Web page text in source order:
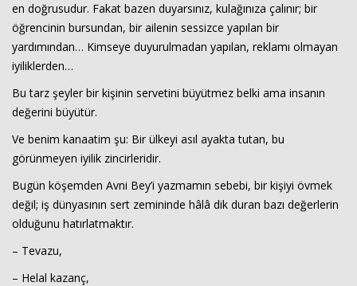
en doğrusudur. Fakat bazen duyarsınız, kulağınıza çalınır; bir
öğrencinin bursundan, bir ailenin sessizce yapılan bir
yardımından… Kimseye duyurulmadan yapılan, reklamı olmayan
iyiliklerden…
Bu tarz şeyler bir kişinin servetini büyütmez belki ama insanın
değerini büyütür.
Ve benim kanaatim şu: Bir ülkeyi asıl ayakta tutan, bu
görünmeyen iyilik zincirleridir.
Bugün köşemden Avni Bey’i yazmamın sebebi, bir kişiyi övmek
değil; iş dünyasının sert zemininde hâlâ dik duran bazı değerlerin
olduğunu hatırlatmaktır.
– Tevazu,
– Helal kazanç,